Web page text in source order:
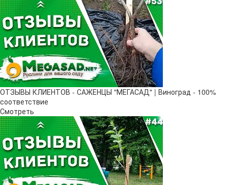
ОТЗЫВЫ КЛИЕНТОВ - САЖЕНЦЫ "МЕГАСАД" | Виноград - 100%
соответствие
Смотреть